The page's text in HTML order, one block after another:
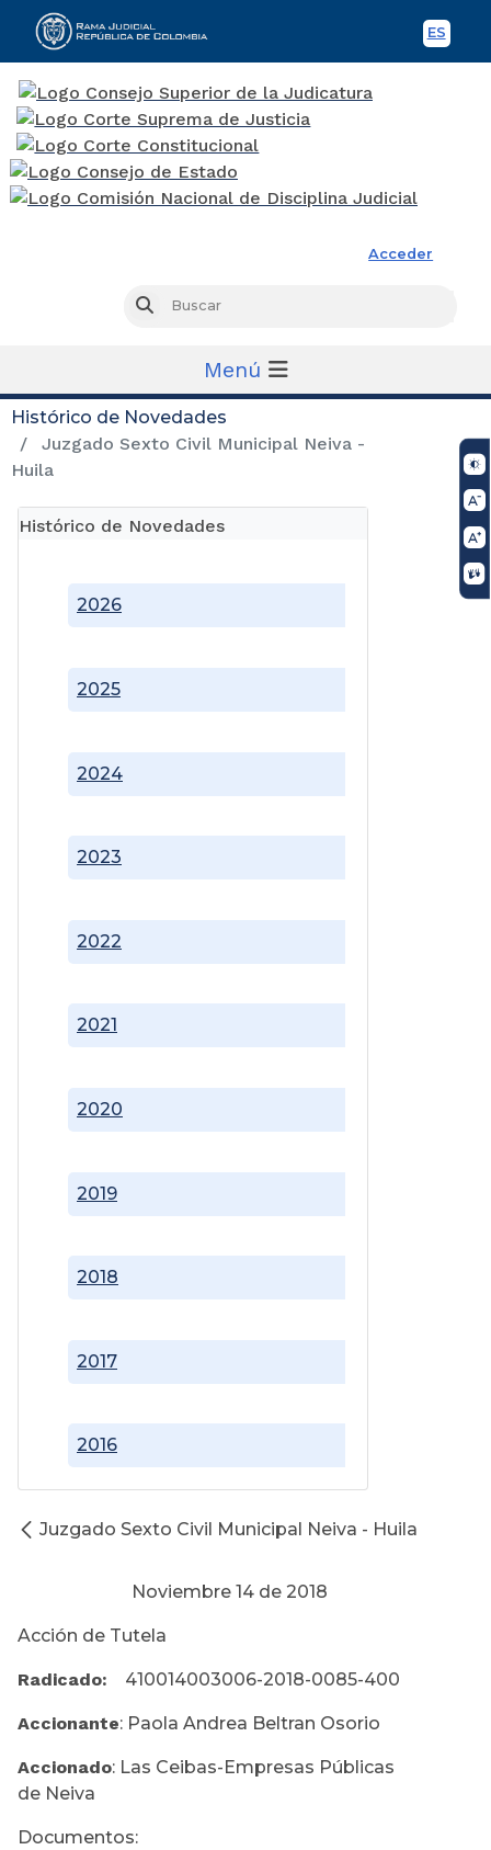
ES
Acceder
Buscar
Menú
Histórico de Novedades
Juzgado Sexto Civil Municipal Neiva -
Huila
Histórico de Novedades
2016
2017
2018
2019
2020
2021
2022
2023
2024
2025
2026
Juzgado Sexto Civil Municipal Neiva - Huila
Noviembre 14 de 2018
Acción de Tutela
Radicado: 410014003006-2018-0085-400
Accionante: Paola Andrea Beltran Osorio
Accionado: Las Ceibas-Empresas Públicas
de Neiva
Documentos: